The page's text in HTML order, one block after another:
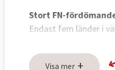
Stort FN-
Endast fem länder i
FN-resolution som
Visa mer +